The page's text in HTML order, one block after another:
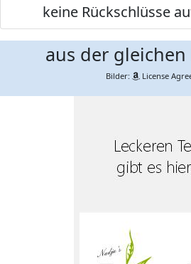
keine Rückschlüsse
aus der
Bilder: License